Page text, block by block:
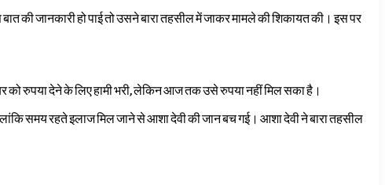
की जानकारी हो पाई तो उसने बारा तहसील में जाकर मामले की शिकायत की। इस पर
को रुपया देने के लिए हामी भरी, लेकिन आज तक उसे रुपया नहीं मिल सका है।
समय रहते इलाज मिल जाने से आशा देवी की जान बच गई। आशा देवी ने बारा तहसील